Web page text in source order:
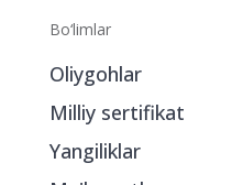
Bo‘limlar
Oliygohlar